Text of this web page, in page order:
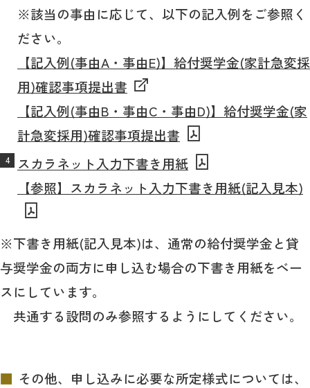
※該当の事由に応じて、以下の記入例をご参照く
ださい。
【記入例(事由A・事由E)】給付奨学金(家計急変採
用)確認事項提出書
【記入例(事由B・事由C・事由D)】給付奨学金(家
計急変採用)確認事項提出書
スカラネット入力下書き用紙
【参照】スカラネット入力下書き用紙(記入見本)
※下書き用紙(記入見本)は、通常の給付奨学金と貸
与奨学金の両方に申し込む場合の下書き用紙をベー
スにしています。
共通する設問のみ参照するようにしてください。
その他、申し込みに必要な所定様式については、